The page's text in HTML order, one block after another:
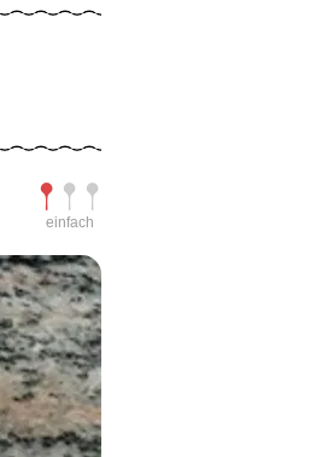
Schwierigkeit
einfach